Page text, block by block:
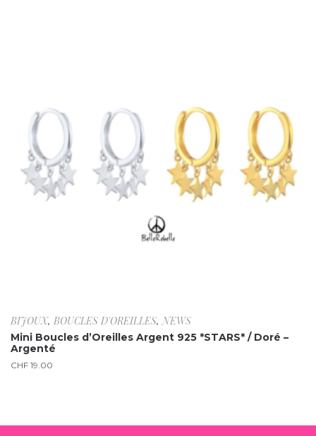
BIJOUX, BOUCLES D'OREILLES,NEWS
Mini Boucles d’Oreilles Argent 925 *STARS* / Doré –
Argenté
CHF 19.00